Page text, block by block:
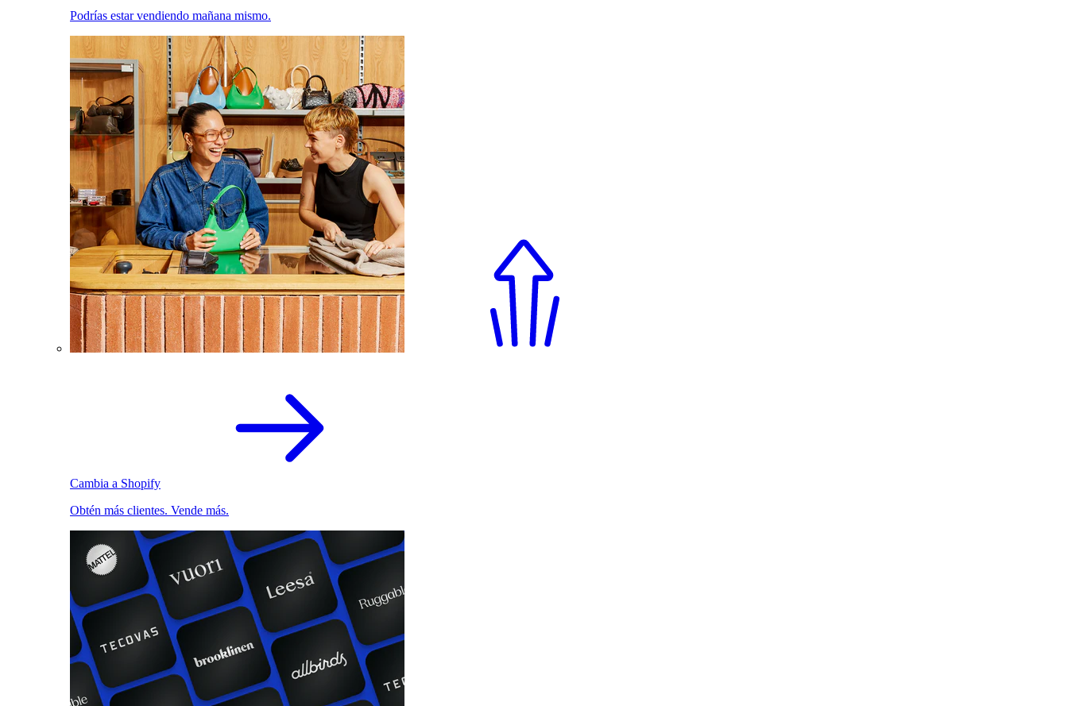
Podrías estar vendiendo mañana mismo.
Cambia a Shopify
Obtén más clientes. Vende más.